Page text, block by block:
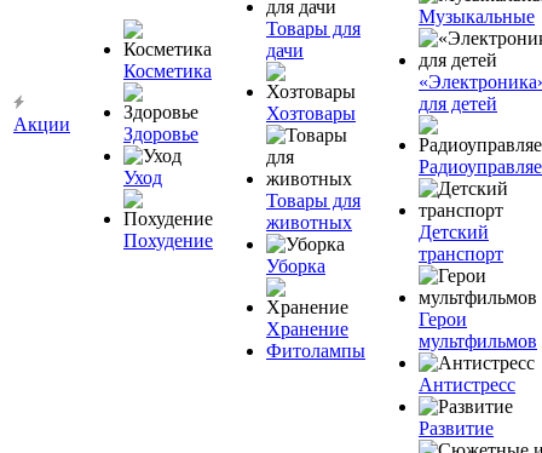
Акции
Косметика
Здоровье
Уход
Похудение
Товары для
дачи
Хозтовары
Товары для
животных
Уборка
Хранение
Фитолампы
Музыкальные
для детей
Детский
транспорт
Герои
мультфильмов
Антистресс
Развитие